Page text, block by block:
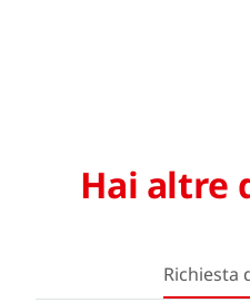
Hai altre
Richiesta